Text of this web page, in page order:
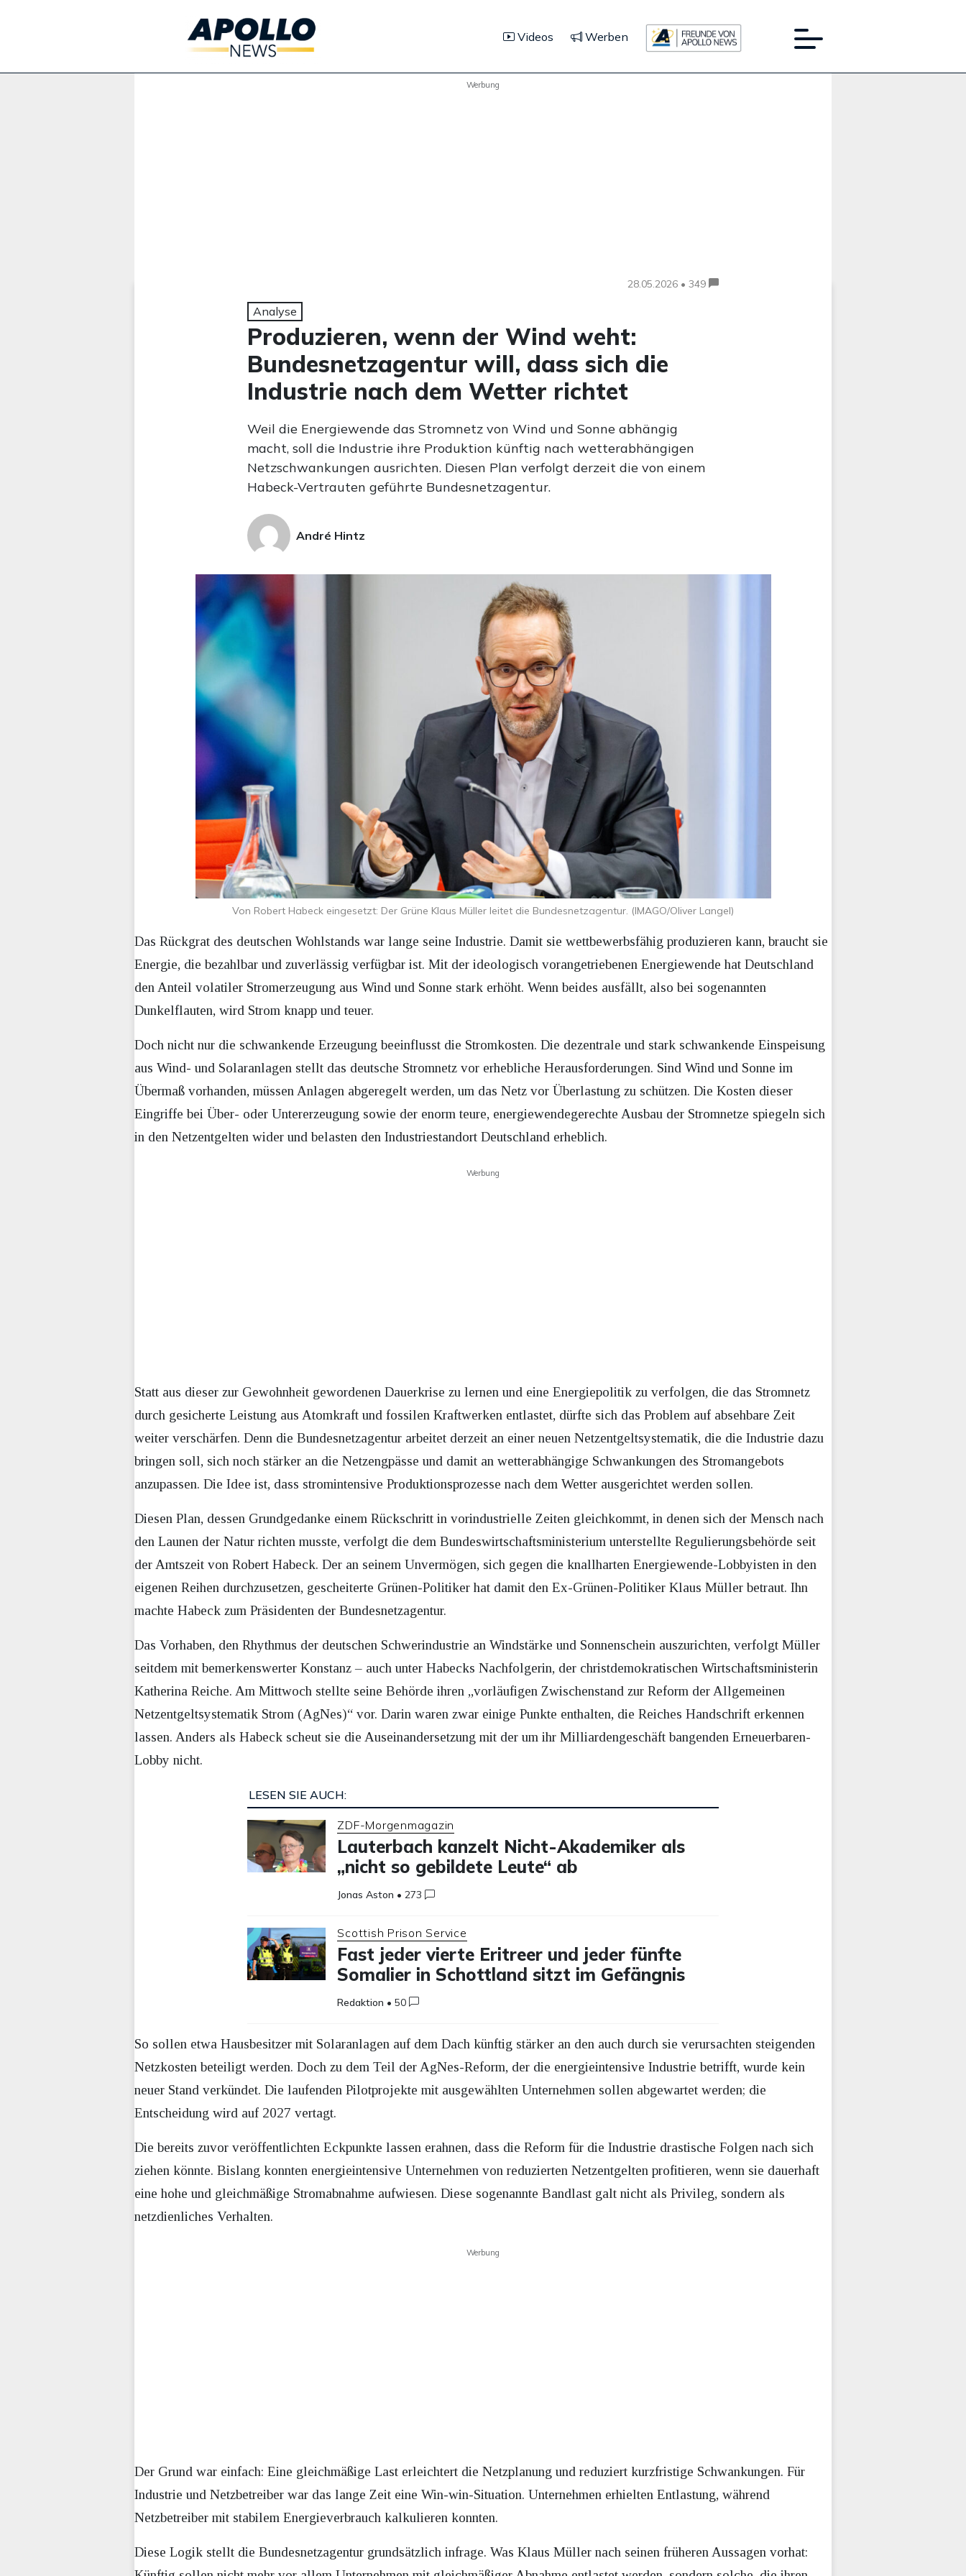
Videos Werben
Werbung
28.05.2026 • 349
Analyse
Produzieren, wenn der Wind weht:
Bundesnetzagentur will, dass sich die
Industrie nach dem Wetter richtet
Weil die Energiewende das Stromnetz von Wind und Sonne abhängig
macht, soll die Industrie ihre Produktion künftig nach wetterabhängigen
Netzschwankungen ausrichten. Diesen Plan verfolgt derzeit die von einem
Habeck-Vertrauten geführte Bundesnetzagentur.
André Hintz
Von Robert Habeck eingesetzt: Der Grüne Klaus Müller leitet die Bundesnetzagentur. (IMAGO/Oliver Langel)
Das Rückgrat des deutschen Wohlstands war lange seine Industrie. Damit sie wettbewerbsfähig produzieren kann, braucht sie
Energie, die bezahlbar und zuverlässig verfügbar ist. Mit der ideologisch vorangetriebenen Energiewende hat Deutschland
den Anteil volatiler Stromerzeugung aus Wind und Sonne stark erhöht. Wenn beides ausfällt, also bei sogenannten
Dunkelflauten, wird Strom knapp und teuer.
Doch nicht nur die schwankende Erzeugung beeinflusst die Stromkosten. Die dezentrale und stark schwankende Einspeisung
aus Wind- und Solaranlagen stellt das deutsche Stromnetz vor erhebliche Herausforderungen. Sind Wind und Sonne im
Übermaß vorhanden, müssen Anlagen abgeregelt werden, um das Netz vor Überlastung zu schützen. Die Kosten dieser
Eingriffe bei Über- oder Untererzeugung sowie der enorm teure, energiewendegerechte Ausbau der Stromnetze spiegeln sich
in den Netzentgelten wider und belasten den Industriestandort Deutschland erheblich.
Werbung
Statt aus dieser zur Gewohnheit gewordenen Dauerkrise zu lernen und eine Energiepolitik zu verfolgen, die das Stromnetz
durch gesicherte Leistung aus Atomkraft und fossilen Kraftwerken entlastet, dürfte sich das Problem auf absehbare Zeit
weiter verschärfen. Denn die Bundesnetzagentur arbeitet derzeit an einer neuen Netzentgeltsystematik, die die Industrie dazu
bringen soll, sich noch stärker an die Netzengpässe und damit an wetterabhängige Schwankungen des Stromangebots
anzupassen. Die Idee ist, dass stromintensive Produktionsprozesse nach dem Wetter ausgerichtet werden sollen.
Diesen Plan, dessen Grundgedanke einem Rückschritt in vorindustrielle Zeiten gleichkommt, in denen sich der Mensch nach
den Launen der Natur richten musste, verfolgt die dem Bundeswirtschaftsministerium unterstellte Regulierungsbehörde seit
der Amtszeit von Robert Habeck. Der an seinem Unvermögen, sich gegen die knallharten Energiewende-Lobbyisten in den
eigenen Reihen durchzusetzen, gescheiterte Grünen-Politiker hat damit den Ex-Grünen-Politiker Klaus Müller betraut. Ihn
machte Habeck zum Präsidenten der Bundesnetzagentur.
Das Vorhaben, den Rhythmus der deutschen Schwerindustrie an Windstärke und Sonnenschein auszurichten, verfolgt Müller
seitdem mit bemerkenswerter Konstanz – auch unter Habecks Nachfolgerin, der christdemokratischen Wirtschaftsministerin
Katherina Reiche. Am Mittwoch stellte seine Behörde ihren „vorläufigen Zwischenstand zur Reform der Allgemeinen
Netzentgeltsystematik Strom (AgNes)“ vor. Darin waren zwar einige Punkte enthalten, die Reiches Handschrift erkennen
lassen. Anders als Habeck scheut sie die Auseinandersetzung mit der um ihr Milliardengeschäft bangenden Erneuerbaren-
Lobby nicht.
LESEN SIE AUCH:
ZDF-Morgenmagazin
Lauterbach kanzelt Nicht-Akademiker als
„nicht so gebildete Leute“ ab
Jonas Aston •273
Scottish Prison Service
Fast jeder vierte Eritreer und jeder fünfte
Somalier in Schottland sitzt im Gefängnis
Redaktion •50
So sollen etwa Hausbesitzer mit Solaranlagen auf dem Dach künftig stärker an den auch durch sie verursachten steigenden
Netzkosten beteiligt werden. Doch zu dem Teil der AgNes-Reform, der die energieintensive Industrie betrifft, wurde kein
neuer Stand verkündet. Die laufenden Pilotprojekte mit ausgewählten Unternehmen sollen abgewartet werden; die
Entscheidung wird auf 2027 vertagt.
Die bereits zuvor veröffentlichten Eckpunkte lassen erahnen, dass die Reform für die Industrie drastische Folgen nach sich
ziehen könnte. Bislang konnten energieintensive Unternehmen von reduzierten Netzentgelten profitieren, wenn sie dauerhaft
eine hohe und gleichmäßige Stromabnahme aufwiesen. Diese sogenannte Bandlast galt nicht als Privileg, sondern als
netzdienliches Verhalten.
Werbung
Der Grund war einfach: Eine gleichmäßige Last erleichtert die Netzplanung und reduziert kurzfristige Schwankungen. Für
Industrie und Netzbetreiber war das lange Zeit eine Win-win-Situation. Unternehmen erhielten Entlastung, während
Netzbetreiber mit stabilem Energieverbrauch kalkulieren konnten.
Diese Logik stellt die Bundesnetzagentur grundsätzlich infrage. Was Klaus Müller nach seinen früheren Aussagen vorhat: